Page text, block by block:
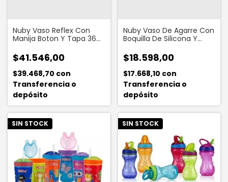
Nuby Vaso Reflex Con
Manija Boton Y Tapa 360
$41.546,00
$39.468,70 con
Transferencia o
depósito
Nuby Vaso De Agarre Con
Boquilla De Silicona Y
$18.598,00
$17.668,10 con
Transferencia o
depósito
SIN STOCK SIN STOCK